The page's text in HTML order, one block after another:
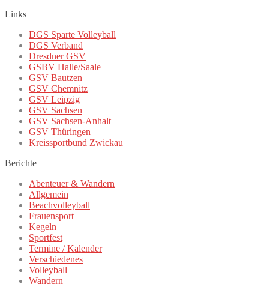
Links
DGS Sparte Volleyball
DGS Verband
Dresdner GSV
GSBV Halle/Saale
GSV Bautzen
GSV Chemnitz
GSV Leipzig
GSV Sachsen
GSV Sachsen-Anhalt
GSV Thüringen
Kreissportbund Zwickau
Berichte
Abenteuer & Wandern
Allgemein
Beachvolleyball
Frauensport
Kegeln
Sportfest
Termine / Kalender
Verschiedenes
Volleyball
Wandern